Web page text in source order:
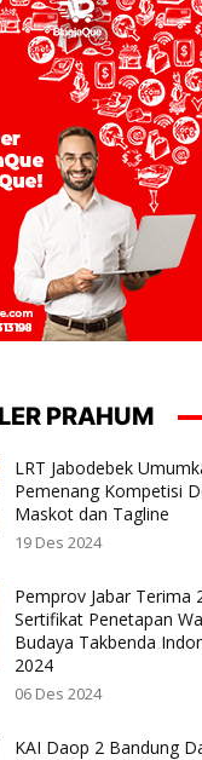
PRAHUM
LRT Jabodebek
Pemenang Kompetisi
Maskot dan Tagline
19 Des 2024
Pemprov Jabar Terima
Sertifikat Penetapan
Budaya Takbenda
2024
06 Des 2024
KAI Daop 2 Bandung